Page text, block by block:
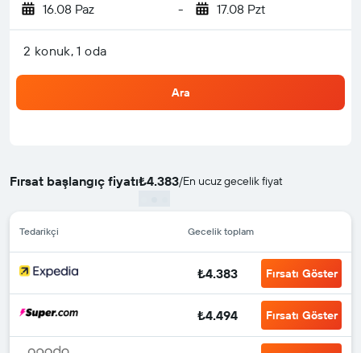
16.08 Paz - 17.08 Pzt
2 konuk, 1 oda
Ara
Fırsat başlangıç fiyatı₺4.383/En ucuz gecelik fiyat
Tedarikçi Gecelik toplam
₺4.383 Fırsatı Göster
₺4.494 Fırsatı Göster